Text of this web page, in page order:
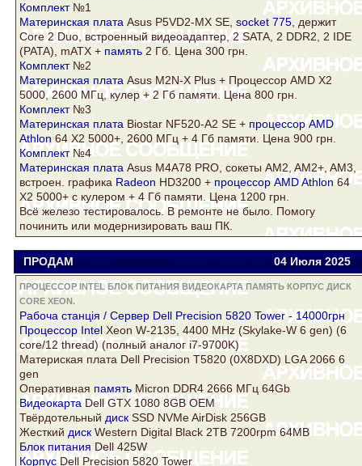
Комплект№1
Материнская плата Asus P5VD2-MX SE, socket 775 , держит
Core2 Duo, встроенный видеоадаптер, 2SATA , 2 DDR2 , 2 IDE
(PATA), mATX + память 2 Гб. Цена 300 грн.
Комплект№2
Материнская плата Asus M2N-X Plus + Процессор AMD X2
5000, 2600 МГц,кулер+ 2 Гб памяти. Цена 800 грн.
Комплект№3
Материнская плата Biostar NF520-A2 SE + процессор AMD
Athlon 64 Х2 5000+, 2600 МГц + 4 Гб памяти. Цена 900 грн.
Комплект№4
Материнская плата Asus M4A78 PRO, сокеты AM2, AM2+, AM3,
встроен. графика Radeon HD3200 + процессор AMD Athlon64
Х2 5000+ скулером + 4 Гб памяти. Цена 1200 грн.
Всё железо тестировалось. В ремонте не было. Помогу
починить или модернизировать ваш ПК.
ПРОДАМ Anfit anfitne@gmail.com 04 Июля 2025
ПРОЦЕССОР INTEL БЛОК ПИТАНИЯ ВИДЕОКАРТА ПАМЯТЬ КОРПУС ДИСК
CORE XEON.
Рабоча станція / Cервер Dell Precision 5820 Tower - 14000грн
Процессор Intel Xeon W-2135, 4400 MHz (Skylake-W 6 gen) (6
core/12 thread) (полный аналог i7-9700K)
Материская плата Dell Precision T5820 (0X8DXD) LGA 2066 6
gen
Оперативная память Micron DDR4 2666 МГц 64Gb
Видеокарта Dell GTX 1080 8GB OEM
Твёрдотельный диск SSD NVMe AirDisk 256GB
Жесткий диск Western Digital Black 2TB 7200rpm 64MB
Блок питания Dell 425W
Корпус Dell Precision 5820 Tower